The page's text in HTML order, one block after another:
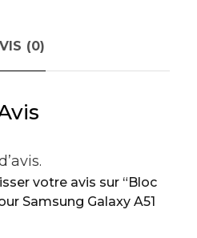
(0)
votre avis sur “Bloc
Samsung Galaxy A51